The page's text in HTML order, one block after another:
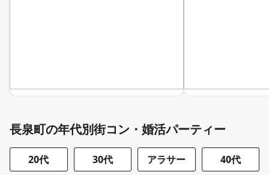
長泉町の年代別街コン・婚活パーティー
20代 30代 アラサー 40代